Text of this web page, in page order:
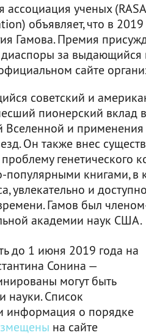
ассоциация ученых
объявляет, что в
Гамова. Премия
за выдающийся
сайте
советский и
пионерский вклад
Вселенной и
Он также внес
генетического
популярными книгами, в
увлекательно и
Гамов был
академии наук США.
до 1 июня 2019 года на
Сонина —
могут быть
науки. Список
информация о порядке
на сайте